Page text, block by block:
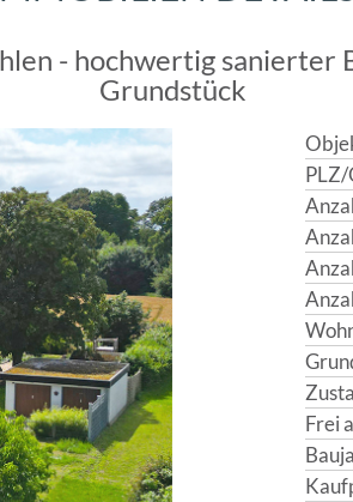
- hochwertig sanierter
Grundstück
Frei